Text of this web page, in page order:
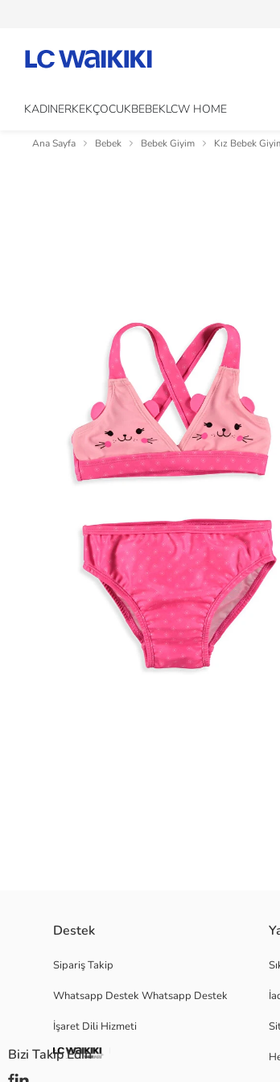
KADINERKEKÇOCUKBEBEKLCW HOME
Ana Sayfa Bebek Bebek Giyim Kız Bebek
Destek
Sipariş Takip
Whatsapp Destek Whatsapp Destek
İşaret Dili Hizmeti
Bizi Takip Edin